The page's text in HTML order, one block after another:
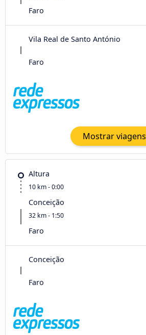
Faro
Vila Real de Santo António
Faro
Mostrar viagens
Altura
10 km - 0:00
Conceição
32 km - 1:50
Faro
Conceição
Faro